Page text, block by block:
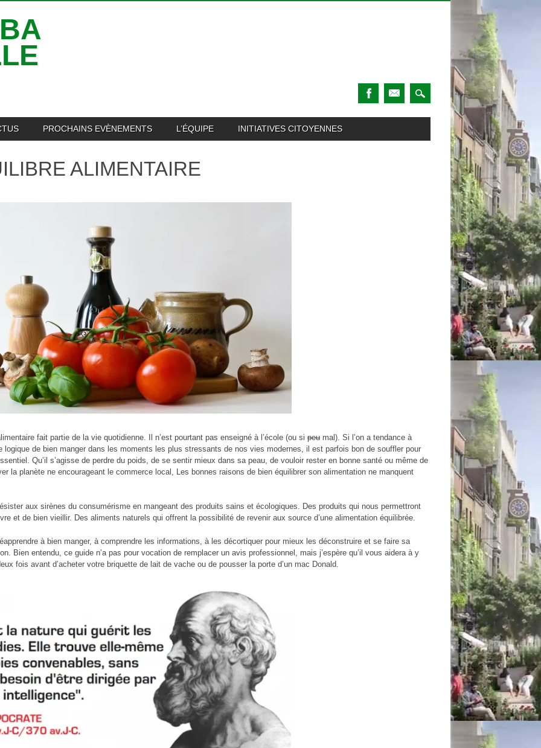
PROCHAINS EVÈNEMENTS L’ÉQUIPE INITIATIVES CITOYENNES
ALIMENTAIRE
fait partie de la vie quotidienne. Il n’est pourtant pas enseigné à l’école (ou si peu mal). Si l’on a tendance à
logique de bien manger dans les moments les plus stressants de nos vies modernes, il est parfois bon de souffler pour
Qu’il s’agisse de perdre du poids, de se sentir mieux dans sa peau, de vouloir rester en bonne santé ou même de
la planète ne encourageant le commerce local, Les bonnes raisons de bien équilibrer son alimentation ne manquent
aux sirènes du consumérisme en mangeant des produits sains et écologiques. Des produits qui nous permettront
et de bien vieillir. Des aliments naturels qui offrent la possibilité de revenir aux source d’une alimentation équilibrée.
à bien manger, à comprendre les informations, à les décortiquer pour mieux les déconstruire et se faire sa
Bien entendu, ce guide n’a pas pour vocation de remplacer un avis professionnel, mais j’espère qu’il vous aidera à y
fois avant d’acheter votre briquette de lait de vache ou de pousser la porte d’un mac Donald.